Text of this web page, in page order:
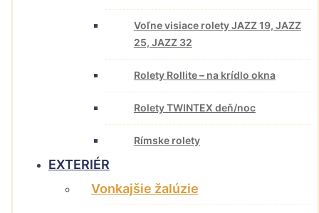
Voľne visiace rolety JAZZ 19, JAZZ
25, JAZZ 32
Rolety Rollite – na krídlo okna
Rolety TWINTEX deň/noc
Rímske rolety
EXTERIÉR
Vonkajšie žalúzie